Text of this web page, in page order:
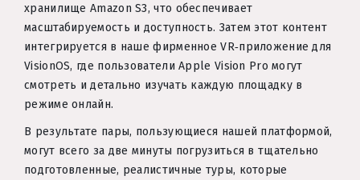
хранилище Amazon S3, что обеспечивает
масштабируемость и доступность. Затем этот контент
интегрируется в наше фирменное VR‑приложение для
VisionOS, где пользователи Apple Vision Pro могут
смотреть и детально изучать каждую площадку в
режиме онлайн.
В результате пары, пользующиеся нашей платформой,
могут всего за две минуты погрузиться в тщательно
подготовленные, реалистичные туры, которые